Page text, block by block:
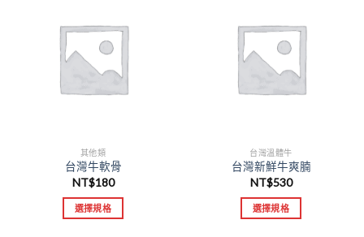
其他類
台灣牛軟骨
NT$180
選擇規格
台灣溫體牛
台灣新鮮牛爽腩
NT$530
選擇規格